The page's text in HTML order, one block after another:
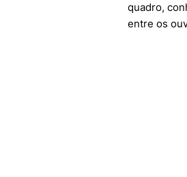
quadro,
entre os